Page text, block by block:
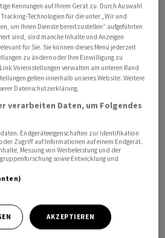
in der grössten
auf dem Programm, die
Geldpolitik der US-Notenbank
wird damit gerechnet, dass sich
zu Beginn des Jahres deutlich
Rückgang der Inflationsrate im
von 3,0 Prozent. Allerdings liegt
der von der US-Notenbank
von zwei Prozent.
vehement betont hat: Nämlich,
Monate guter Daten
Kennungen auf Ihrem Gerät zu. Durch Auswahl
Technologien für die unter „Wir und
um Ihnen Dienste bereitzustellen“ aufgeführten
sind, sind manche Inhalte und Anzeigen
für Sie. Sie können dieses Menü jederzeit
zu ändern oder Ihre Einwilligung zu
Voreinstellungen verwalten am unteren Rand
gelten innerhalb unseres Website. Weitere
Datenschutzerklärung.
verarbeiten Daten, um Folgendes
Endgeräteeigenschaften zur Identifikation
Zugriff auf Informationen auf einem Endgerät.
Messung von Werbeleistung und der
sowie Entwicklung und
AKZEPTIEREN